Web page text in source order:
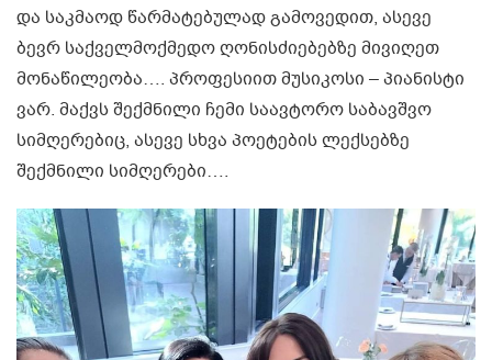
და საკმაოდ წარმატებულად გამოვედით, ასევე
ბევრ საქველმოქმედო ღონისძიებებზე მივიღეთ
მონაწილეობა…. პროფესიით მუსიკოსი – პიანისტი
ვარ. მაქვს შექმნილი ჩემი საავტორო საბავშვო
სიმღერებიც, ასევე სხვა პოეტების ლექსებზე
შექმნილი სიმღერები….